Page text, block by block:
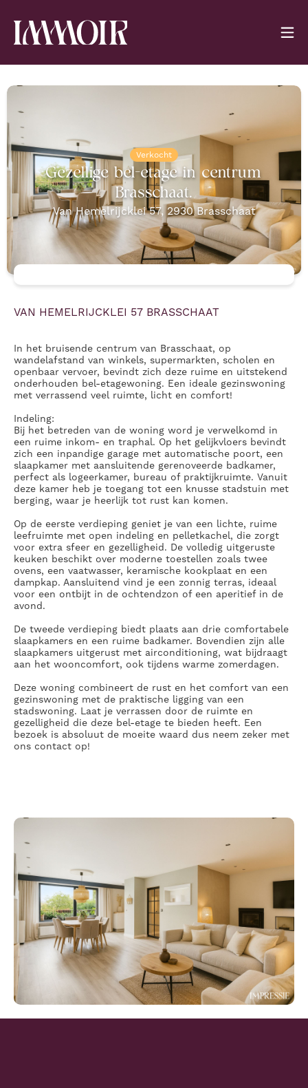
Verkocht
Gezellige bel-etage in centrum
Brasschaat.
Van Hemelrijcklei 57, 2930 Brasschaat
VAN HEMELRIJCKLEI 57 BRASSCHAAT
In het bruisende centrum van Brasschaat, op
wandelafstand van winkels, supermarkten, scholen en
openbaar vervoer, bevindt zich deze ruime en uitstekend
onderhouden bel-etagewoning. Een ideale gezinswoning
met verrassend veel ruimte, licht en comfort!
Indeling:
Bij het betreden van de woning word je verwelkomd in
een ruime inkom- en traphal. Op het gelijkvloers bevindt
zich een inpandige garage met automatische poort, een
slaapkamer met aansluitende gerenoveerde badkamer,
perfect als logeerkamer, bureau of praktijkruimte. Vanuit
deze kamer heb je toegang tot een knusse stadstuin met
berging, waar je heerlijk tot rust kan komen.
Op de eerste verdieping geniet je van een lichte, ruime
leefruimte met open indeling en pelletkachel, die zorgt
voor extra sfeer en gezelligheid. De volledig uitgeruste
keuken beschikt over moderne toestellen zoals twee
ovens, een vaatwasser, keramische kookplaat en een
dampkap. Aansluitend vind je een zonnig terras, ideaal
voor een ontbijt in de ochtendzon of een aperitief in de
avond.
De tweede verdieping biedt plaats aan drie comfortabele
slaapkamers en een ruime badkamer. Bovendien zijn alle
slaapkamers uitgerust met airconditioning, wat bijdraagt
aan het wooncomfort, ook tijdens warme zomerdagen.
Deze woning combineert de rust en het comfort van een
gezinswoning met de praktische ligging van een
stadswoning. Laat je verrassen door de ruimte en
gezelligheid die deze bel-etage te bieden heeft. Een
bezoek is absoluut de moeite waard dus neem zeker met
ons contact op!